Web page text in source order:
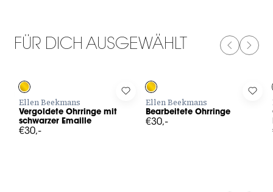
FÜR DICH AUSGEWÄHLT
in to add Vergoldete Ohrringe mit schwarzer Emaille to
Ellen Beekmans
Vergoldete Ohrringe mit
schwarzer Emaille
€30,-
Log in to add Bearbeitete
Ellen Beekmans
Bearbeitete Ohrringe
€30,-
Log